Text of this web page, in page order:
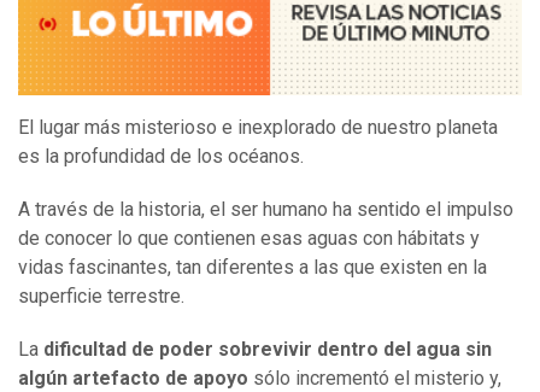
El lugar más misterioso e inexplorado de nuestro planeta
es la profundidad de los océanos.
A través de la historia, el ser humano ha sentido el impulso
de conocer lo que contienen esas aguas con hábitats y
vidas fascinantes, tan diferentes a las que existen en la
superficie terrestre.
La dificultad de poder sobrevivir dentro del agua sin
algún artefacto de apoyo sólo incrementó el misterio y,